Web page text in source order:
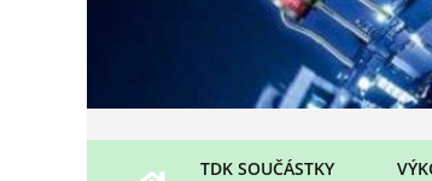
TDK SOUČÁSTKY